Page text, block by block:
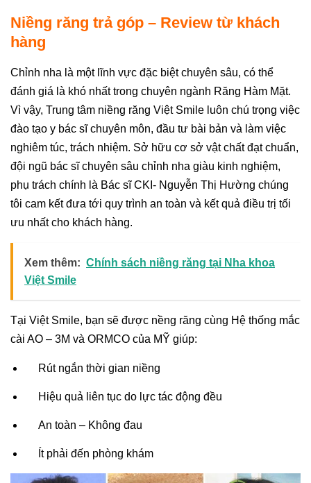
Niềng răng trả góp – Review từ khách
hàng
Chỉnh nha là một lĩnh vực đặc biệt chuyên sâu, có thể
đánh giá là khó nhất trong chuyên ngành Răng Hàm Mặt.
Vì vậy, Trung tâm niềng răng Việt Smile luôn chú trọng việc
đào tạo y bác sĩ chuyên môn, đầu tư bài bản và làm việc
nghiêm túc, trách nhiệm. Sở hữu cơ sở vật chất đạt chuẩn,
đội ngũ bác sĩ chuyên sâu chỉnh nha giàu kinh nghiệm,
phụ trách chính là Bác sĩ CKI- Nguyễn Thị Hường chúng
tôi cam kết đưa tới quy trình an toàn và kết quả điều trị tối
ưu nhất cho khách hàng.
Xem thêm: Chính sách niềng răng tại Nha khoa
Việt Smile
Tại Việt Smile, bạn sẽ được nềng răng cùng Hệ thống mắc
cài AO – 3M và ORMCO của MỸ giúp:
Rút ngắn thời gian niềng
Hiệu quả liên tục do lực tác động đều
An toàn – Không đau
Ít phải đến phòng khám